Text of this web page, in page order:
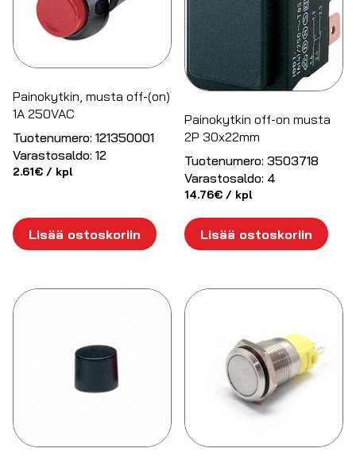
Painokytkin, musta off-(on)
1A 250VAC
Tuotenumero: 121350001
Varastosaldo: 12
2.61€ / kpl
Lisää ostoskoriin
Painokytkin off-on musta
2P 30x22mm
Tuotenumero: 3503718
Varastosaldo: 4
14.76€ / kpl
Lisää ostoskoriin